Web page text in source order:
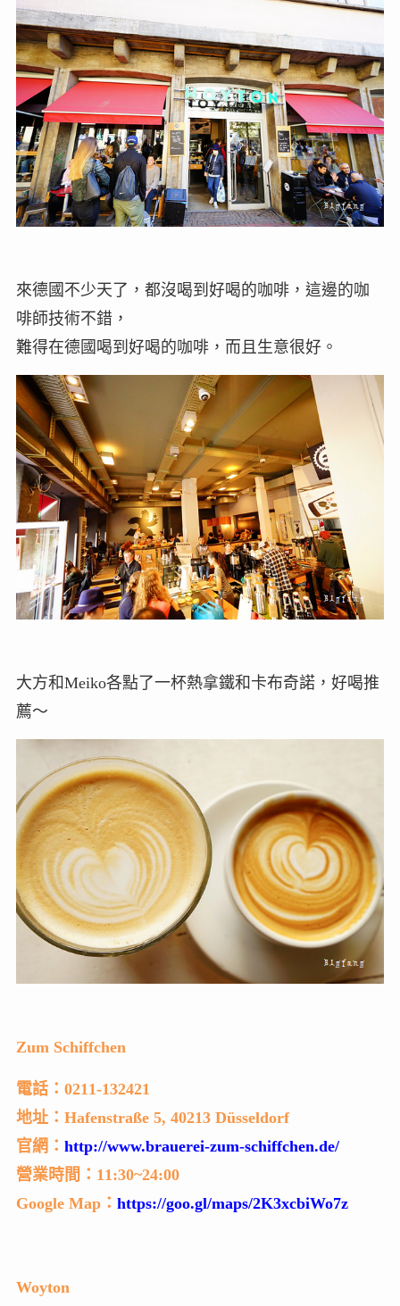
來德國不少天了，都沒喝到好喝的咖啡，這邊的咖
啡師技術不錯，
難得在德國喝到好喝的咖啡，而且生意很好。
大方和Meiko各點了一杯熱拿鐵和卡布奇諾，好喝推
薦～
Zum Schiffchen
電話：0211-132421
地址：Hafenstraße 5, 40213 Düsseldorf
官網： http://www.brauerei-zum-schiffchen.de/
營業時間：11:30~24:00
Google Map： https://goo.gl/maps/2K3xcbiWo7z
Woyton